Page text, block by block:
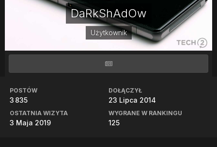
DaRkShAdOw
Użytkownik
POSTÓW
3 835
DOŁĄCZYŁ
23 Lipca 2014
OSTATNIA WIZYTA
3 Maja 2019
WYGRANE W RANKINGU
125